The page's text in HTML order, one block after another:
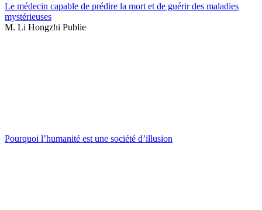
Le médecin capable de prédire la mort et de guérir des maladies
mystérieuses
M. Li Hongzhi Publie
Pourquoi l’humanité est une société d’illusion